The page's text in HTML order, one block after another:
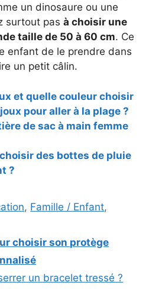
un dinosaure ou une
surtout pas à choisir une
taille de 50 à 60 cm. Ce
enfant de le prendre dans
un petit câlin.
et quelle couleur choisir
pour aller à la plage ?
de sac à main femme
des bottes de pluie
?
, Famille / Enfant,
choisir son protège
un bracelet tressé ?